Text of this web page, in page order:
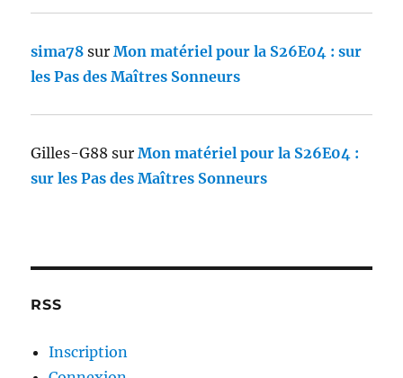
sima78 surMon matériel pour la S26E04 : sur
les Pas des Maîtres Sonneurs
Gilles-G88 surMon matériel pour la S26E04 :
sur les Pas des Maîtres Sonneurs
RSS
Inscription